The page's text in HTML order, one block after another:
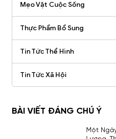
Mẹo Vặt Cuộc Sống
Thực Phẩm Bổ Sung
Tin Tức Thể Hình
Tin Tức Xã Hội
BÀI VIẾT ĐÁNG CHÚ Ý
Một